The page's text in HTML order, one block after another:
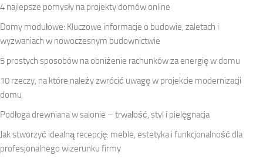
4 najlepsze pomysły na projekty domów online
Domy modułowe: Kluczowe informacje o budowie, zaletach i
wyzwaniach w nowoczesnym budownictwie
5 prostych sposobów na obniżenie rachunków za energię w domu
10 rzeczy, na które należy zwrócić uwagę w projekcie modernizacji
domu
Podłoga drewniana w salonie – trwałość, styl i pielęgnacja
Jak stworzyć idealną recepcję: meble, estetyka i funkcjonalność dla
profesjonalnego wizerunku firmy